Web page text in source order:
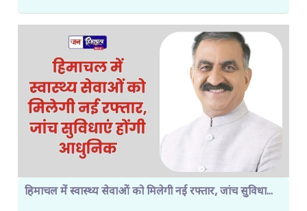
हिमाचल में स्वास्थ्य सेवाओं को मिलेगी नई रफ्तार, जांच सुविधा...